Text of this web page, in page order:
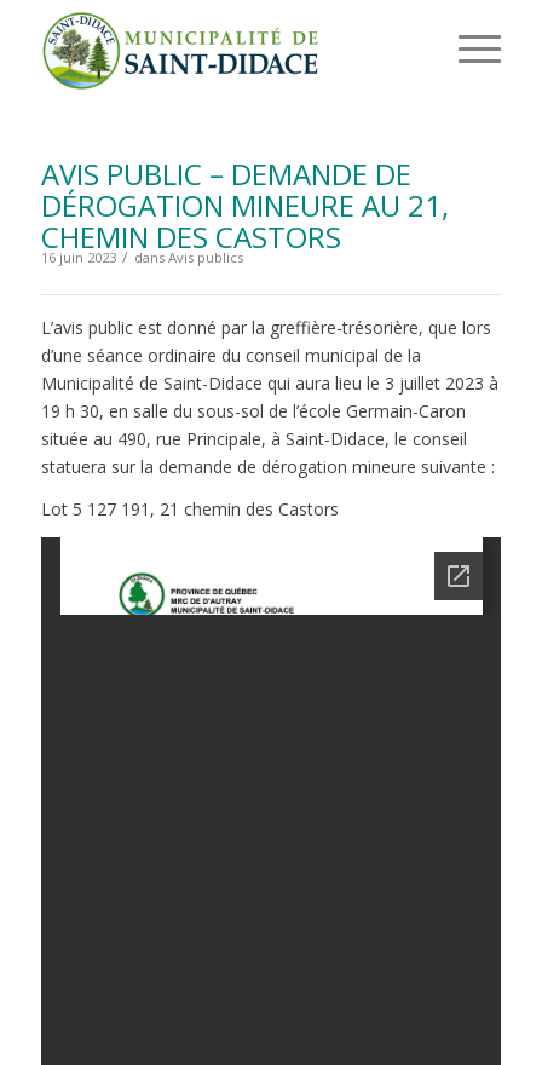
AVIS PUBLIC – DEMANDE DE
DÉROGATION MINEURE AU 21,
CHEMIN DES CASTORS
16 juin 2023 / dans Avis publics
L’avis public est donné par la greffière-trésorière, que lors
d’une séance ordinaire du conseil municipal de la
Municipalité de Saint-Didace qui aura lieu le 3 juillet 2023 à
19 h 30, en salle du sous-sol de l’école Germain-Caron
située au 490, rue Principale, à Saint-Didace, le conseil
statuera sur la demande de dérogation mineure suivante :
Lot 5 127 191, 21 chemin des Castors